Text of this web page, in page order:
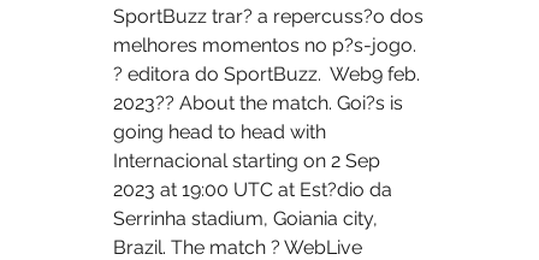
SportBuzz trar? a repercuss?o dos
melhores momentos no p?s-jogo.
? editora do SportBuzz.  Web9 feb.
2023?? About the match. Goi?s is
going head to head with
Internacional starting on 2 Sep
2023 at 19:00 UTC at Est?dio da
Serrinha stadium, Goiania city,
Brazil. The match ? WebLive